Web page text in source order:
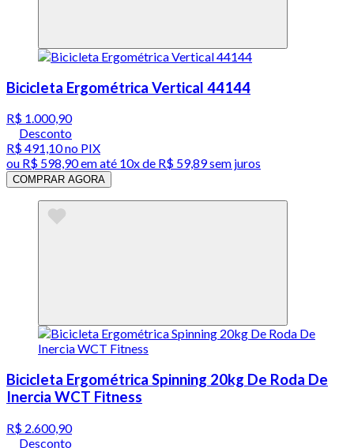
Bicicleta Ergométrica Vertical 44144
R$ 1.000,90
Desconto
R$ 491,10no PIX
ou R$ 598,90em até 10x de R$ 59,89 sem juros
COMPRAR AGORA
Bicicleta Ergométrica Spinning 20kg De Roda De
Inercia WCT Fitness
R$ 2.600,90
Desconto